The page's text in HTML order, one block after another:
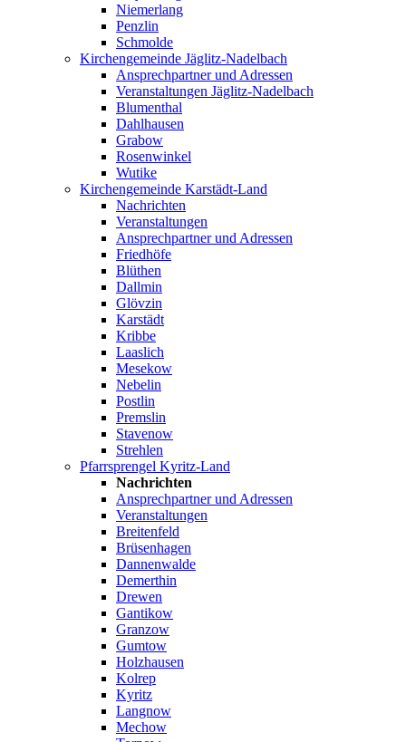
Niemerlang
Penzlin
Schmolde
Kirchengemeinde Jäglitz-Nadelbach
Ansprechpartner und Adressen
Veranstaltungen Jäglitz-Nadelbach
Blumenthal
Dahlhausen
Grabow
Rosenwinkel
Wutike
Kirchengemeinde Karstädt-Land
Nachrichten
Veranstaltungen
Ansprechpartner und Adressen
Friedhöfe
Blüthen
Dallmin
Glövzin
Karstädt
Kribbe
Laaslich
Mesekow
Nebelin
Postlin
Premslin
Stavenow
Strehlen
Pfarrsprengel Kyritz-Land
Nachrichten
Ansprechpartner und Adressen
Veranstaltungen
Breitenfeld
Brüsenhagen
Dannenwalde
Demerthin
Drewen
Gantikow
Granzow
Gumtow
Holzhausen
Kolrep
Kyritz
Langnow
Mechow